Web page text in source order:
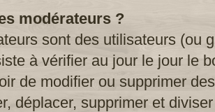
modérateurs ?
sont des utilisateurs (ou
à vérifier au jour le jour le
de modifier ou supprimer
déplacer, supprimer et